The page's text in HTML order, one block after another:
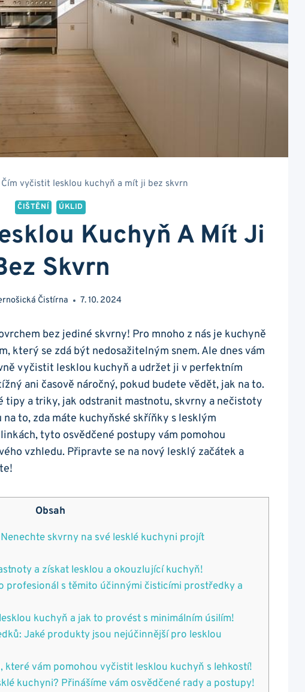
Čím vyčistit lesklou kuchyň a mít ji bez skvrn
ČIŠTĚNÍ ÚKLID
Kuchyň A Mít Ji
Skvrn
Čistírna 7. 10. 2024
bez ​jediné skvrny! Pro‍ mnoho z ⁤nás je kuchyně
který se ⁤zdá být ⁢nedosažitelným snem. Ale dnes vám
‍vyčistit lesklou kuchyň a udržet ji v perfektním
ani časově náročný, pokud budete vědět, jak na to.
tipy a triky, jak odstranit mastnotu, skvrny a nečistoty
to, zda máte kuchyňské skříňky s lesklým
tyto osvědčené postupy vám pomohou
vzhledu. Připravte se na nový lesklý začátek a
Obsah
skvrny na své lesklé kuchyni⁢ projít
a získat lesklou a okouzlující kuchyň!
profesionál s těmito účinnými čisticími prostředky a‌
‌kuchyň a jak to provést s minimálním úsilím!
Jaké produkty ⁣jsou nejúčinnější pro lesklou
které vám ⁤pomohou vyčistit lesklou‌ kuchyň‍ s lehkostí!
kuchyni? Přinášíme vám osvědčené rady a⁤ postupy!